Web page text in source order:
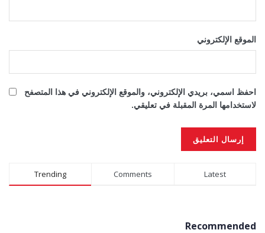
الموقع الإلكتروني
احفظ اسمي، بريدي الإلكتروني، والموقع الإلكتروني في هذا المتصفح
لاستخدامها المرة المقبلة في تعليقي.
Trending Comments Latest
Recommended